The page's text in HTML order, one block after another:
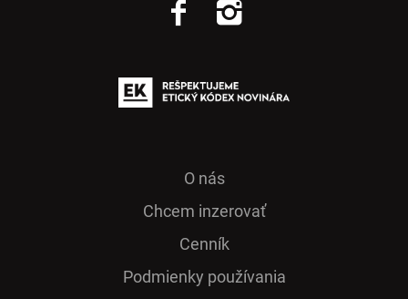
O nás
Chcem inzerovať
Cenník
Podmienky používania